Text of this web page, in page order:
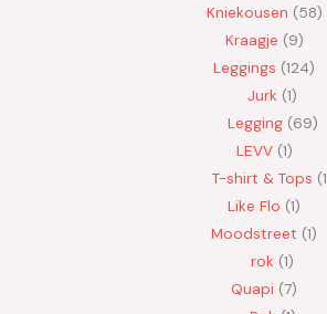
Kniekousen 58
Kraagje 9
Leggings 124
Jurk 1
Legging 69
LEVV 1
T-shirt & Tops 1
Like Flo 1
Moodstreet 1
rok 1
Quapi 7